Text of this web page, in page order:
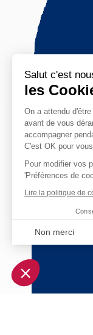
Salut c'est
les
On a attendu
avant de vous
accompagner
C'est OK pour
Pour modifier vos
'Préférences de
Lire la politique de
Non merci
Plateforme de
Notre plateforme